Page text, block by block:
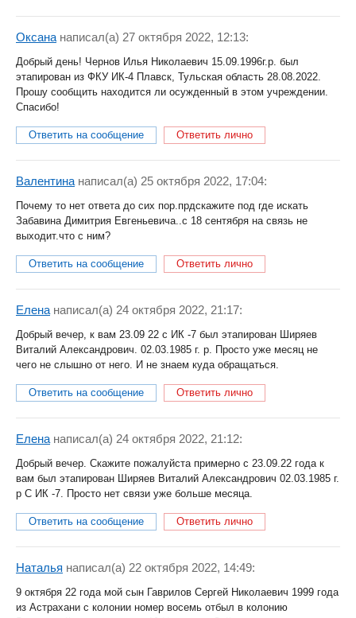
Оксана написал(a) 27 октября 2022, 12:13:
Добрый день! Чернов Илья Николаевич 15.09.1996г.р. был
этапирован из ФКУ ИК-4 Плавск, Тульская область 28.08.2022.
Прошу сообщить находится ли осужденный в этом учреждении.
Спасибо!
Ответить на сообщение Ответить лично
Валентина написал(a) 25 октября 2022, 17:04:
Почему то нет ответа до сих пор.прдскажите под где искать
Забавина Димитрия Евгеньевича..с 18 сентября на связь не
выходит.что с ним?
Ответить на сообщение Ответить лично
Елена написал(a) 24 октября 2022, 21:17:
Добрый вечер, к вам 23.09 22 с ИК -7 был этапирован Ширяев
Виталий Александрович. 02.03.1985 г. р. Просто уже месяц не
чего не слышно от него. И не знаем куда обращаться.
Ответить на сообщение Ответить лично
Елена написал(a) 24 октября 2022, 21:12:
Добрый вечер. Скажите пожалуйста примерно с 23.09.22 года к
вам был этапирован Ширяев Виталий Александрович 02.03.1985 г.
р С ИК -7. Просто нет связи уже больше месяца.
Ответить на сообщение Ответить лично
Наталья написал(a) 22 октября 2022, 14:49:
9 октября 22 года мой сын Гаврилов Сергей Николаевич 1999 года
из Астрахани с колонии номер восемь отбыл в колонию